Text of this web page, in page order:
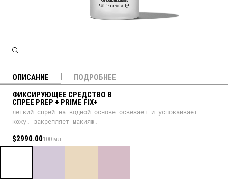
ОПИСАНИЕ
ПОДРОБНЕЕ
ФИКСИРУЮЩЕЕ СРЕДСТВО В
СПРЕЕ PREP + PRIME FIX+
легкий спрей на водной основе освежает и успокаивает
кожу. закрепляет макияж.
$2990.00100 мл